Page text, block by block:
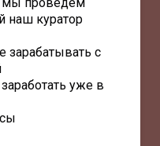
мы проведем
наш куратор
зарабатывать с
уже в